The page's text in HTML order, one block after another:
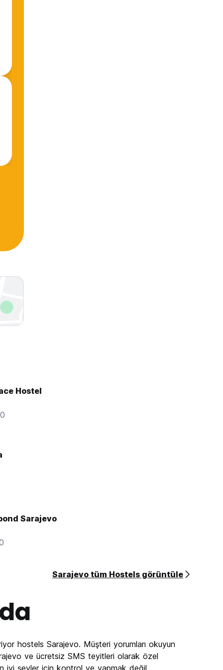
Hostel
Sarajevo
Sarajevo tüm Hostels görüntüle
hostels Sarajevo. Müşteri yorumları okuyun
ve ücretsiz SMS teyitleri olarak özel